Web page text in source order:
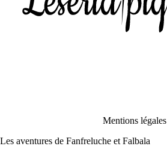
Mentions légales
Les aventures de Fanfreluche et Falbala